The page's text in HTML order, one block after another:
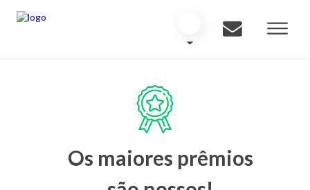
Os maiores prêmios